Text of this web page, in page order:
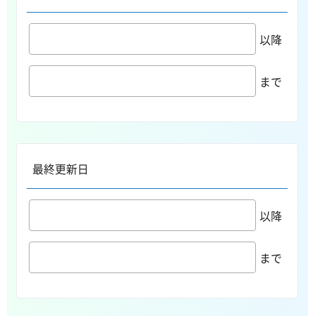
以降
まで
最終更新日
以降
まで